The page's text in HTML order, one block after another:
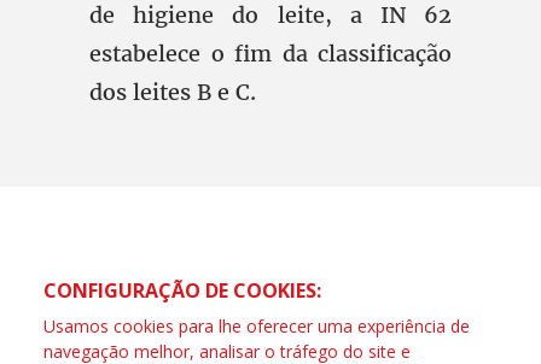
de higiene do leite, a IN 62
estabelece o fim da classificação
dos leites B e C.
CONFIGURAÇÃO DE COOKIES:
Usamos cookies para lhe oferecer uma experiência de
navegação melhor, analisar o tráfego do site e